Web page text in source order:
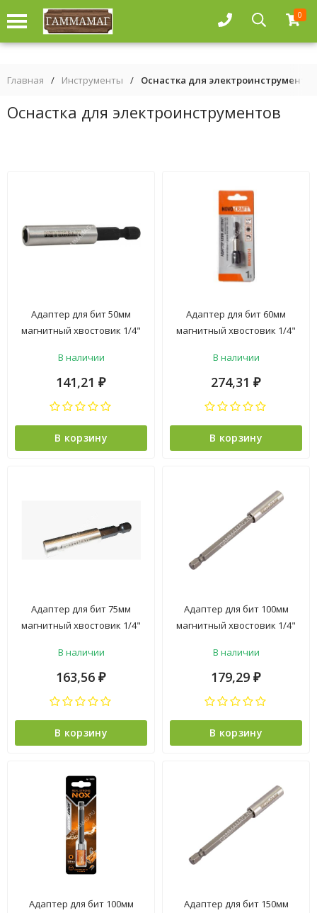
0
Главная / Инструменты / Оснастка для электроинструментов
Оснастка для электроинструментов
Адаптер для бит 50мм
магнитный хвостовик 1/4"
*1/25
В наличии
141,21 ₽
В корзину
Адаптер для бит 60мм
магнитный хвостовик 1/4"
NovoCRAFT *1/50
В наличии
274,31 ₽
В корзину
Адаптер для бит 75мм
магнитный хвостовик 1/4"
*1/25
В наличии
163,56 ₽
В корзину
Адаптер для бит 100мм
магнитный хвостовик 1/4"
*1/25
В наличии
179,29 ₽
В корзину
Адаптер для бит 100мм
Адаптер для бит 150мм